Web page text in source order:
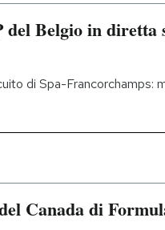
2026 Belgio in diretta
di Spa-Francorchamps:
Canada di